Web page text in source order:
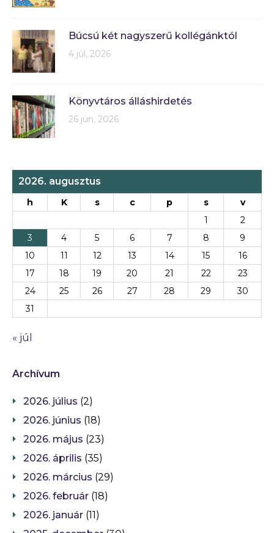
Búcsú két nagyszerű kollégánktól
4 júl, 2026
Könyvtáros álláshirdetés
26 jún, 2026
2026. augusztus
h K s c p s
v
1
2
3
4 5 6 7 8
9
10
11 12 13 14 15
16
17
18 19 20 21 22
23
24
25 26 27 28 29
30
31
« júl
Archívum
2026. július (2)
2026. június (18)
2026. május (23)
2026. április (35)
2026. március (29)
2026. február (18)
2026. január (11)